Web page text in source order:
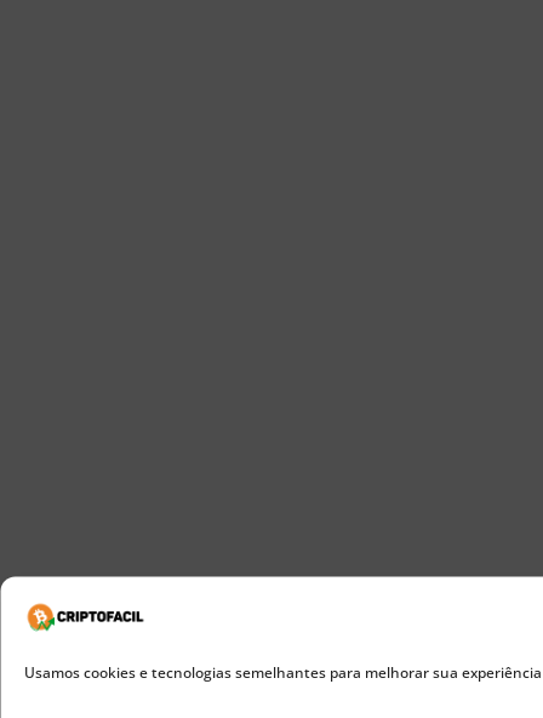
Usamos cookies e tecnologias semelhantes para melhorar sua